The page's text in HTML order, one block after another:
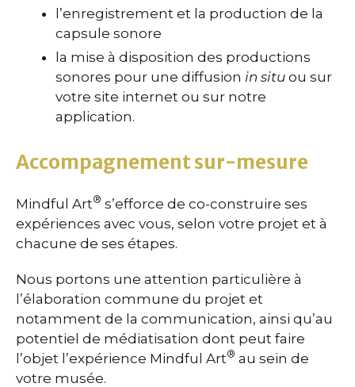
l’enregistrement et la production de la
capsule sonore
la mise à disposition des productions
sonores pour une diffusion in situ ou sur
votre site internet ou sur notre
application.
Accompagnement sur-mesure
Mindful Art® s’efforce de co-construire ses
expériences avec vous, selon votre projet et à
chacune de ses étapes.
Nous portons une attention particulière à
l’élaboration commune du projet et
notamment de la communication, ainsi qu’au
potentiel de médiatisation dont peut faire
l’objet l’expérience Mindful Art® au sein de
votre musée.